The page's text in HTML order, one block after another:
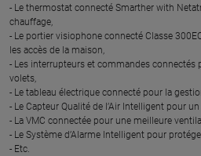
- Le thermostat connecté Smarther with
chauffage,
- Le portier visiophone connecté Classe
les accès de la maison,
- Les interrupteurs et commandes connectés
volets,
- Le tableau électrique connecté pour la
- Le Capteur Qualité de l’Air Intelligent pour
- La VMC connectée pour une meilleure
- Le Système d’Alarme Intelligent pour
- Etc.